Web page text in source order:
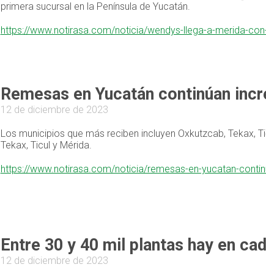
primera sucursal en la Península de Yucatán.
https://www.notirasa.com/noticia/wendys-llega-a-merida-
Remesas en Yucatán continúan
12 de diciembre de 2023
Los municipios que más reciben incluyen Oxkutzcab, Tekax,
Tekax, Ticul y Mérida.
https://www.notirasa.com/noticia/remesas-en-yucatan-
Entre 30 y 40 mil plantas hay en
12 de diciembre de 2023